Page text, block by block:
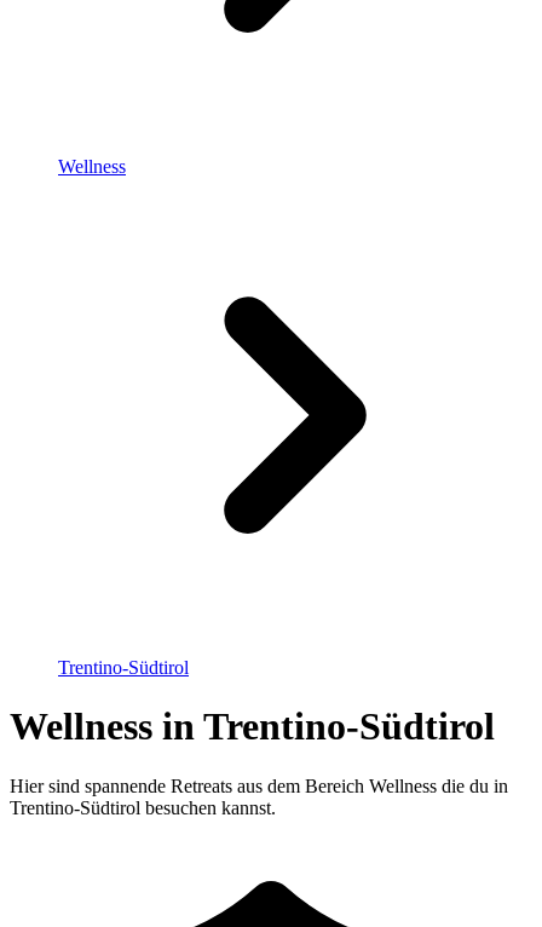
Wellness
Trentino-Südtirol
Wellness in Trentino-Südtirol
Hier sind spannende Retreats aus dem Bereich Wellness die du in
Trentino-Südtirol besuchen kannst.